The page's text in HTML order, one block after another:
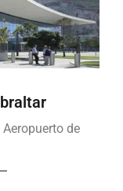
de